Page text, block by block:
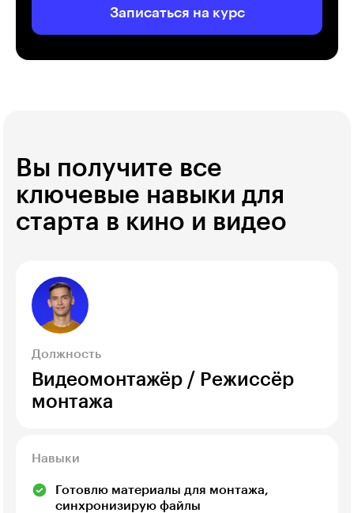
Записаться на курс
Вы получите все
ключевые навыки для
старта в кино и видео
Должность
Видеомонтажёр / Режиссёр
монтажа
Навыки
Готовлю материалы для монтажа,
синхронизирую файлы